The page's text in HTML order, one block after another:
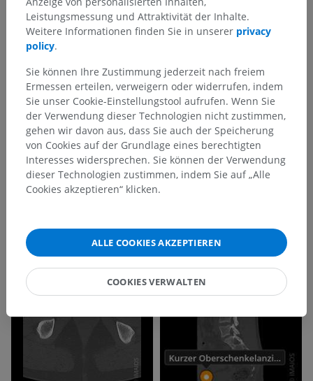
Leistungsmessung und Attraktivität der Inhalte.
Weitere Informationen finden Sie in unserer privacy
policy.
Sie können Ihre Zustimmung jederzeit nach freiem
Ermessen erteilen, verweigern oder widerrufen, indem
Sie unser Cookie-Einstellungstool aufrufen. Wenn Sie
der Verwendung dieser Technologien nicht zustimmen,
gehen wir davon aus, dass Sie auch der Speicherung
von Cookies auf der Grundlage eines berechtigten
Interesses widersprechen. Sie können der Verwendung
dieser Technologien zustimmen, indem Sie auf „Alle
Cookies akzeptieren“ klicken.
ALLE COOKIES AKZEPTIEREN
COOKIES VERWALTEN